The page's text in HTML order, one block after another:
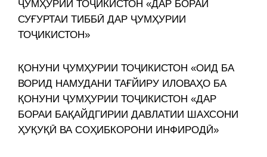
ҶУМҲУРИИ ТОҶИКИСТОН «ДАР БОРАИ
СУҒУРТАИ ТИББӢ ДАР ҶУМҲУРИИ
ТОҶИКИСТОН»
ҚОНУНИ ҶУМҲУРИИ ТОҶИКИСТОН «ОИД БА
ВОРИД НАМУДАНИ ТАҒЙИРУ ИЛОВАҲО БА
ҚОНУНИ ҶУМҲУРИИ ТОҶИКИСТОН «ДАР
БОРАИ БАҚАЙДГИРИИ ДАВЛАТИИ ШАХСОНИ
ҲУҚУҚӢ ВА СОҲИБКОРОНИ ИНФИРОДӢ»